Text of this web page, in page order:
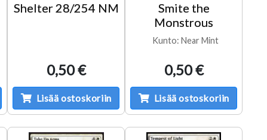
Shelter 28/254 NM
0,50 €
Lisää ostoskoriin
Smite the
Monstrous
Kunto: Near Mint
0,50 €
Lisää ostoskoriin